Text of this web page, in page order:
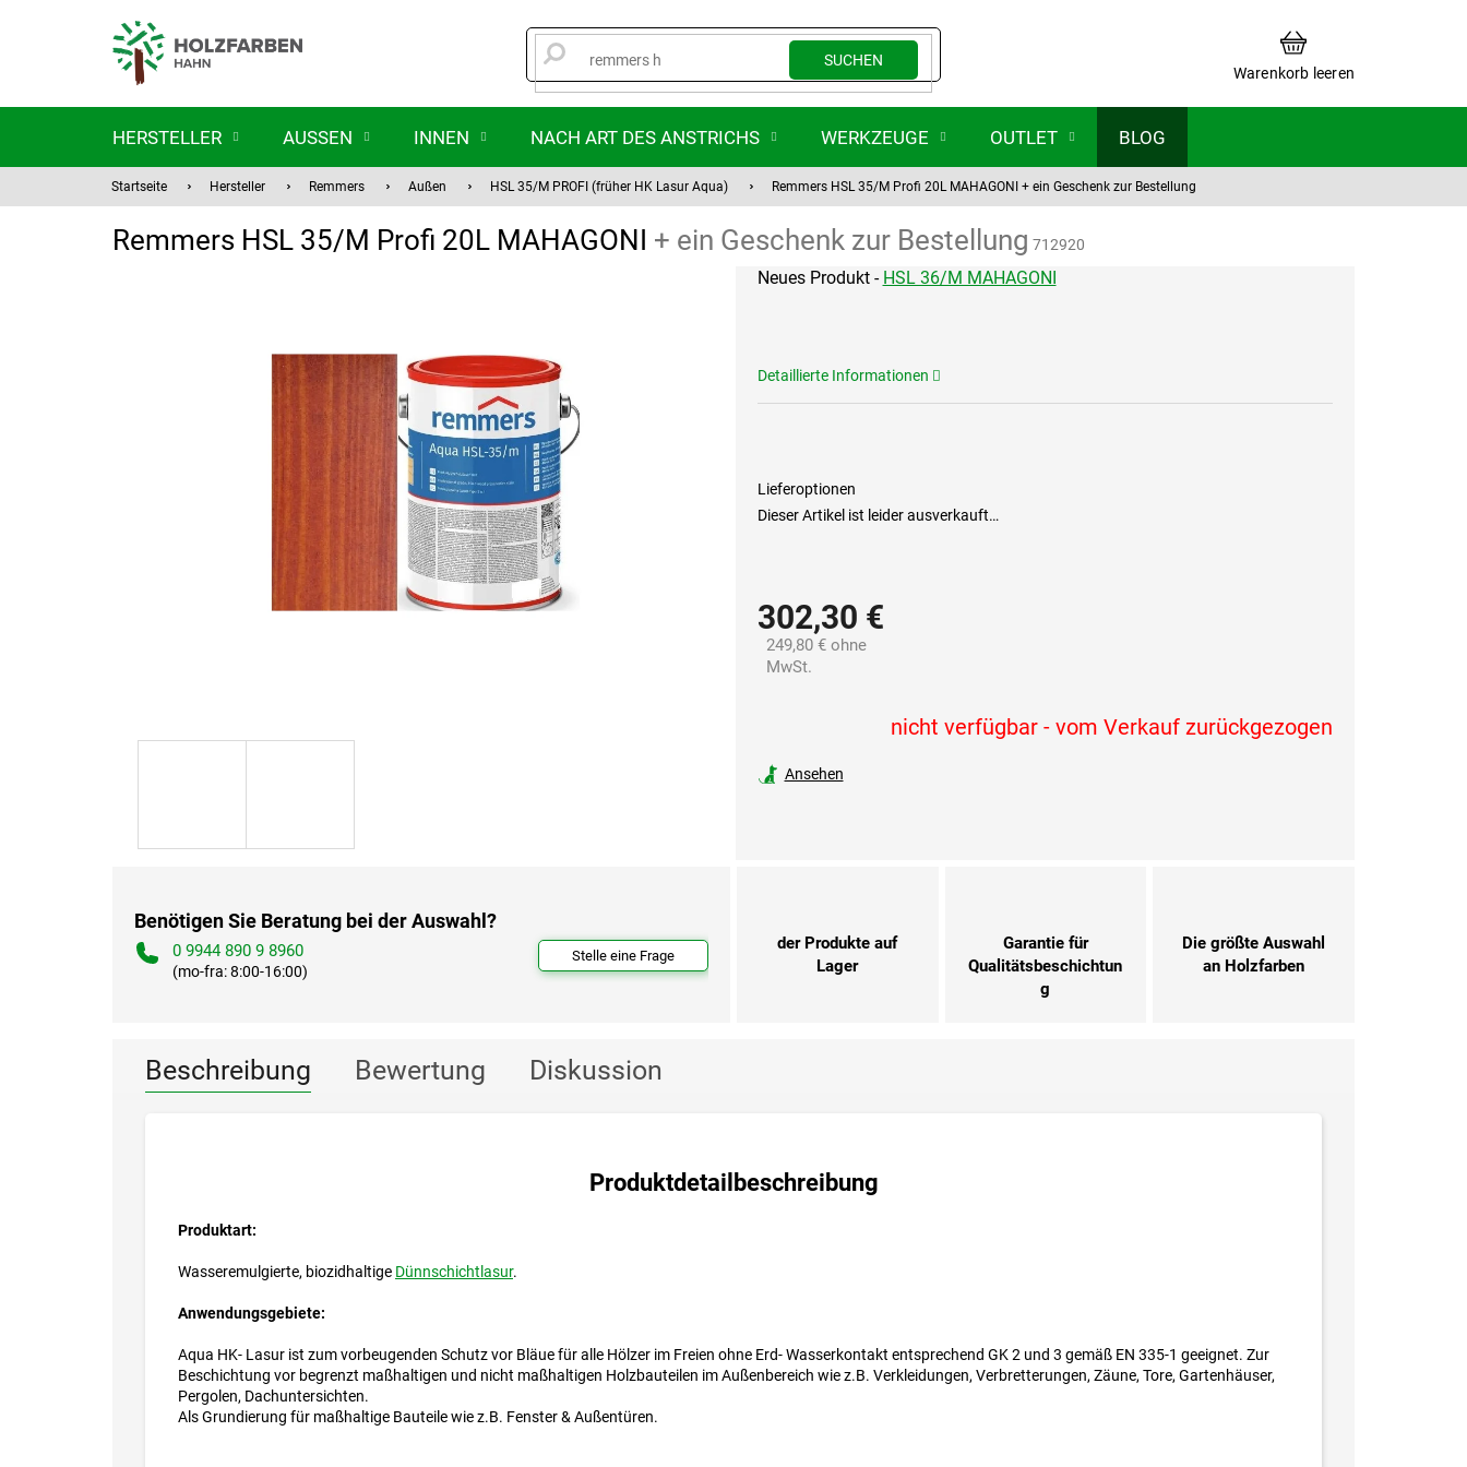
SUCHEN
WARENKORB
Warenkorb leeren
HERSTELLER AUSSEN INNEN NACH ART DES ANSTRICHS WERKZEUGE OUTLET BLOG
Startseite Hersteller Remmers Außen HSL 35/M PROFI (früher HK Lasur Aqua) Remmers HSL 35/M Profi 20L MAHAGONI + ein Geschenk zur Bestellung
Remmers HSL 35/M Profi 20L MAHAGONI + ein Geschenk zur Bestellung 712920
302,30 €
249,80 € ohne
MwSt.
nicht verfügbar - vom Verkauf zurückgezogen
Lieferoptionen
Dieser Artikel ist leider ausverkauft…
Neues Produkt - HSL 36/M MAHAGONI
Detaillierte Informationen
Ansehen
Benötigen Sie Beratung bei der Auswahl?
0 9944 890 9 8960
(mo-fra: 8:00-16:00)
Stelle eine Frage
der Produkte auf
Lager
Garantie für
Qualitätsbeschichtun
g
Die größte Auswahl
an Holzfarben
Beschreibung Bewertung Diskussion
Produktdetailbeschreibung
Produktart:
Wasseremulgierte, biozidhaltige Dünnschichtlasur.
Anwendungsgebiete:
Aqua HK- Lasur ist zum vorbeugenden Schutz vor Bläue für alle Hölzer im Freien ohne Erd- Wasserkontakt entsprechend GK 2 und 3 gemäß EN 335-1 geeignet. Zur
Beschichtung vor begrenzt maßhaltigen und nicht maßhaltigen Holzbauteilen im Außenbereich wie z.B. Verkleidungen, Verbretterungen, Zäune, Tore, Gartenhäuser,
Pergolen, Dachuntersichten.
Als Grundierung für maßhaltige Bauteile wie z.B. Fenster & Außentüren.